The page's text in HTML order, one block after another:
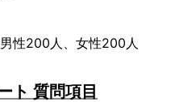
性200人、女性200人
ト 質問項目